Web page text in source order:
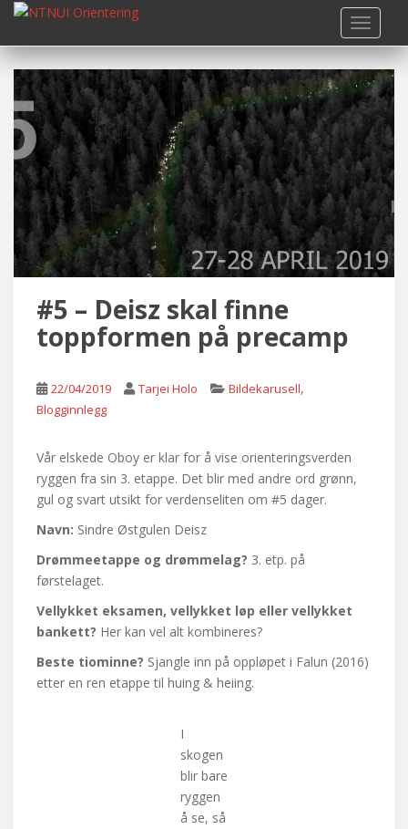
i
#5 – Deisz skal finne
toppformen på precamp
22/04/2019 Tarjei Holo Bildekarusell,
Blogginnlegg
Vår elskede Oboy er klar for å vise orienteringsverden
ryggen fra sin 3. etappe. Det blir med andre ord grønn,
gul og svart utsikt for verdenseliten om #5 dager.
Navn: Sindre Østgulen Deisz
Drømmeetappe og drømmelag? 3. etp. på
førstelaget.
Vellykket eksamen, vellykket løp eller vellykket
bankett? Her kan vel alt kombineres?
Beste tiominne? Sjangle inn på oppløpet i Falun (2016)
etter en ren etappe til huing & heiing.
I
skogen
blir bare
ryggen
å se, så